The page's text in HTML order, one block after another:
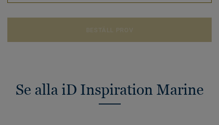
Se alla iD Inspiration Marine